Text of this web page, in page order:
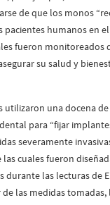
de que los monos
humanos en
fueron monitoreados
su salud y
utilizaron una docena
para “fijar
severamente
cuales fueron
durante las lecturas de
las medidas tomadas,